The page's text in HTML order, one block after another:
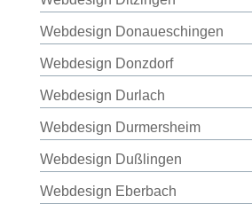
Webdesign Donaueschingen
Webdesign Donzdorf
Webdesign Durlach
Webdesign Durmersheim
Webdesign Dußlingen
Webdesign Eberbach